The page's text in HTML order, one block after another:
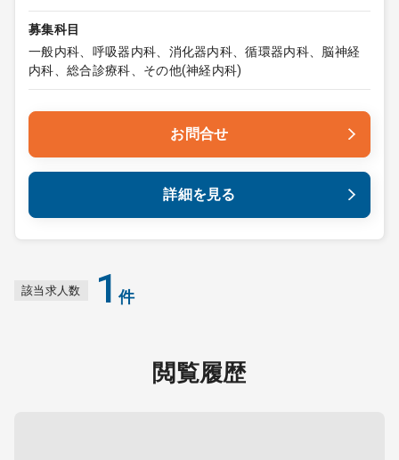
募集科目
一般内科、呼吸器内科、消化器内科、循環器内科、脳神経
内科、総合診療科、その他(神経内科)
お問合せ
詳細を見る
該当求人数 1 件
閲覧履歴